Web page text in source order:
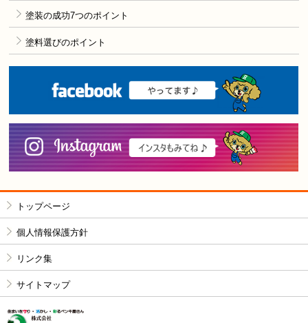
塗装の成功7つのポイント
塗料選びのポイント
トップページ
個人情報保護方針
リンク集
サイトマップ